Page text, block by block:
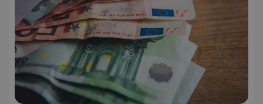
χωρίς τα απολύτως απαραίτητα cookies.
Ονοματεπώνυμο
Προμηθευτής
usprivacy
.lifenewscy.tothemaonline.com